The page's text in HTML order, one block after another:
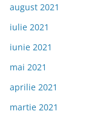
august 2021
iulie 2021
iunie 2021
mai 2021
aprilie 2021
martie 2021